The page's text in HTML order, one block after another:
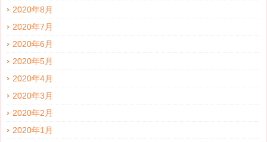
2020年8月
2020年7月
2020年6月
2020年5月
2020年4月
2020年3月
2020年2月
2020年1月